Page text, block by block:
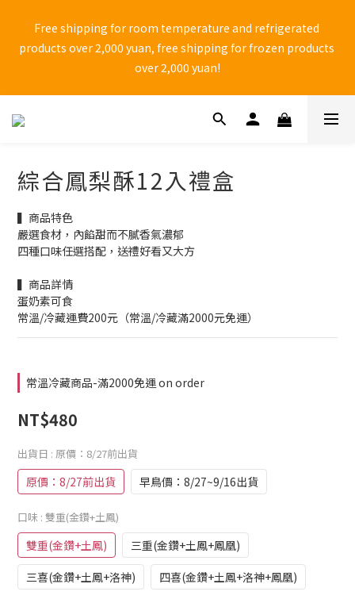
禮需求，請務必自行提前到貨日。
Free shipping for room temperature and refrigerated
products over 2,000 yuan, free shipping for frozen products
over 2,000 yuan!
⚠ Anti-fraud reminder! Do not shop through Facebook one-
manufacturers.
🚨 中秋檔期 9/1~9/25 黑貓物流 「無法保證到貨日配達」 ，有送
禮需求，請務必自行提前到貨日。
綜合鳳梨酥12入禮盒
▍商品特色
嚴選食材，內餡甜而不膩香氣濃郁
四種口味任選搭配，送禮好看又大方
▍商品詳情
蛋奶素可食
常溫/冷藏運費200元（常溫/冷藏滿2000元免運）
常溫冷藏商品-滿2000免運 on order
NT$480
出貨日 : 原價：8/27前出貨
原價：8/27前出貨 早鳥價：8/27~9/16出貨
口味 : 雙重(金鑽+土鳳)
雙重(金鑽+土鳳)
三重(金鑽+土鳳+鳳凰)
三喜(金鑽+土鳳+洛神)
四喜(金鑽+土鳳+洛神+鳳凰)